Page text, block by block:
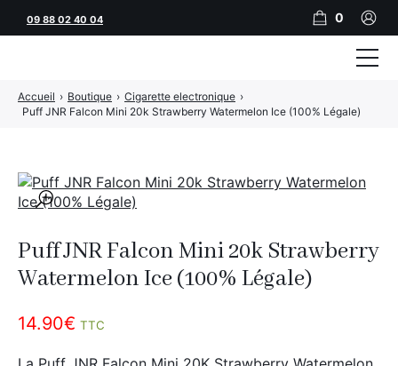
🔍
Puff JNR Falcon Mini 20k Strawberry
Watermelon Ice (100% Légale)
14.90€ TTC
Accueil › Boutique › Cigarette electronique ›
Puff JNR Falcon Mini 20k Strawberry Watermelon Ice (100% Légale)
09 88 02 40 04 0
Tubeuses
Feuilles
Filtres
Rouleuses
Briquets
Vape